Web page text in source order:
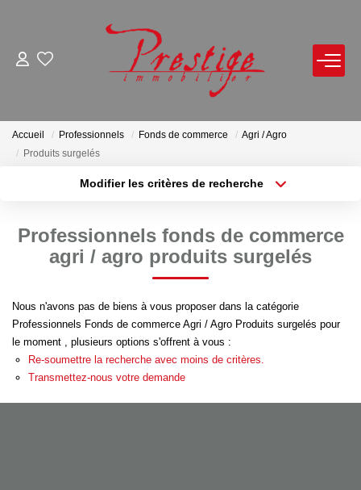
ACHETER
LOUER
VENDRE
Estimation En Ligne
Biens Vendus
NOTRE AGENCE
Nos Actualités
Accueil Professionnels Fonds de commerce
Agri / Agro
Produits surgelés
Modifier les critères de recherche
Surface min Budget max
Professionnels fonds de commerce
agri / agro produits surgelés
Nous n'avons pas de biens à vous proposer dans la catégorie
Professionnels Fonds de commerce Agri / Agro Produits surgelés pour
le moment , plusieurs options s'offrent à vous :
Re-soumettre la recherche avec moins de critères.
Transmettez-nous votre demande